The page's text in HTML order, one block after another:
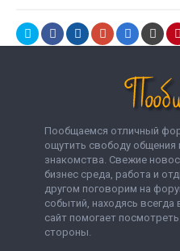
Пообщаемся отличный
ощутить свободу общения
знакомства. Свежие
бизнес среда, работа и
другом поговорим на
событий, находясь
сайт помогает
стороны.